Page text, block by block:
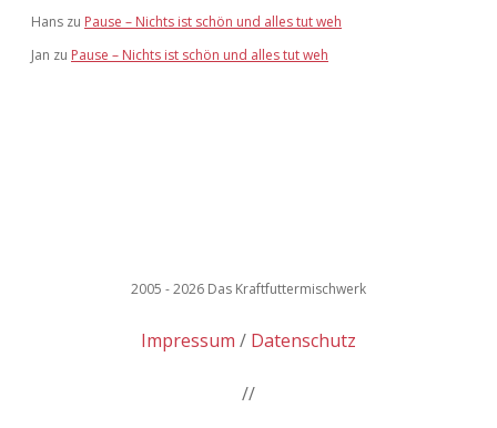
Hans zu Pause – Nichts ist schön und alles tut weh
Jan zu Pause – Nichts ist schön und alles tut weh
2005 - 2026 Das Kraftfuttermischwerk
Impressum Datenschutz
//